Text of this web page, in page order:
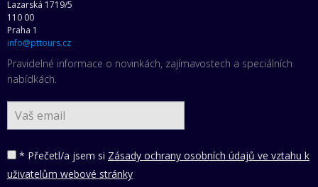
Lazarská 1719/5
110 00
Praha 1
info@pttours.cz
Pravidelné informace o novinkách, zajímavostech a speciálních
nabídkách.
* Přečetl/a jsem si Zásady ochrany osobních údajů ve vztahu k
uživatelům webové stránky